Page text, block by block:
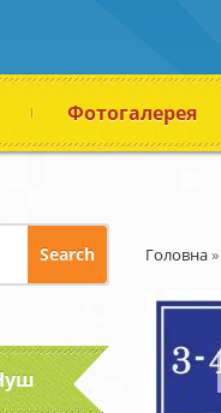
Фотогалерея
Головна»